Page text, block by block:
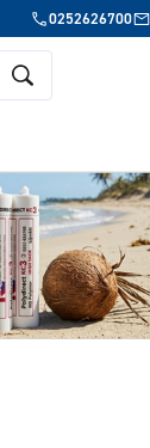
0252626700